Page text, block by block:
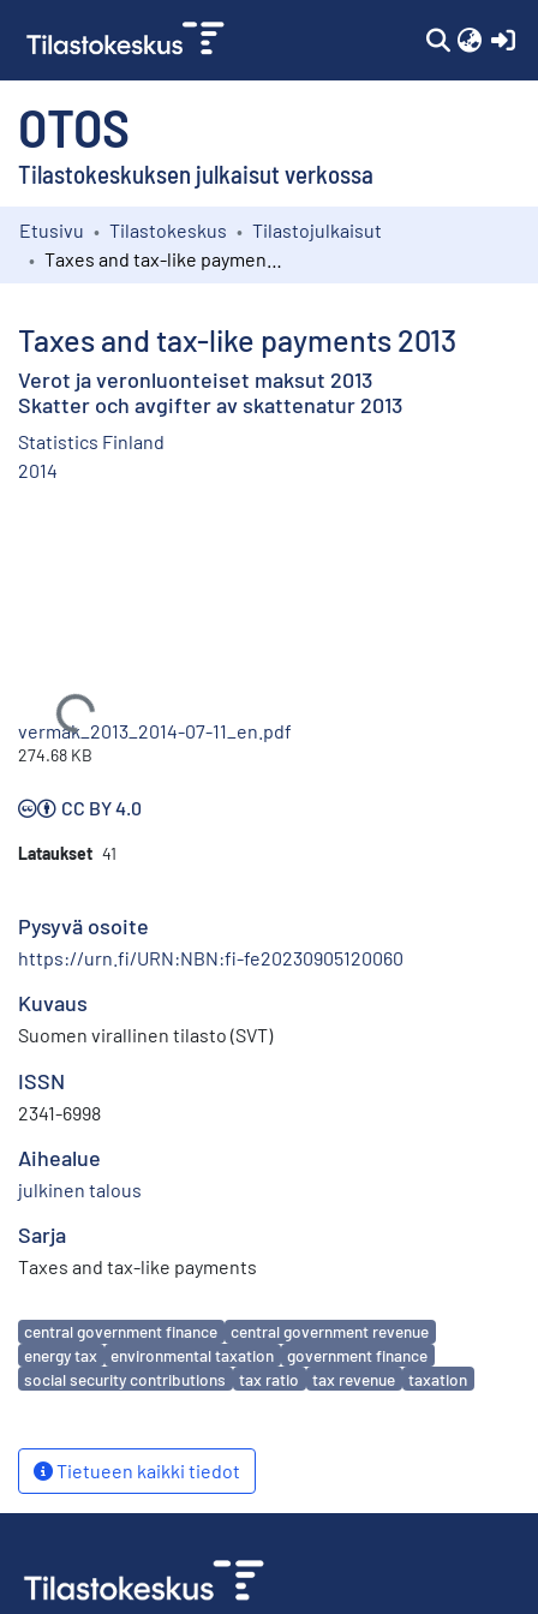
OTOS
Tilastokeskuksen julkaisut verkossa
Kokoelmat
Etusivu Tilastokeskus
Tilastojulkaisut
Taxes and tax-like payments 2013
Verot ja veronluonteiset maksut 2013
Skatter och avgifter av skattenatur 2013
Statistics Finland
2014
Ladataan...
vermak_2013_2014-07-11_en.pdf
274.68 KB
CC BY 4.0
Lataukset 41
Pysyvä osoite
https://urn.fi/URN:NBN:fi-fe20230905120060
Kuvaus
Suomen virallinen tilasto (SVT)
ISSN
2341-6998
Aihealue
julkinen talous
Sarja
Taxes and tax-like payments
Avainsanat
central government finance
central government revenue
energy tax
environmental taxation
government finance
social security contributions
tax ratio tax revenue taxation
Tietueen kaikki tiedot